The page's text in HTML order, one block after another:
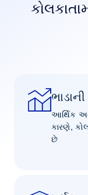
આર્થિક
કારણે,
છે